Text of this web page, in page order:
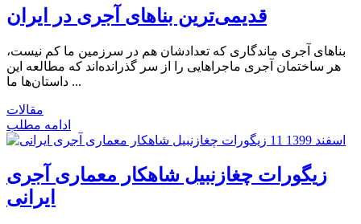
قدیمی‌ترین بناهای آجری در ایران
بناهای آجری ماندگاری که تعدادشان هم در سرزمین ما کم نیست،
هر ساختمان آجری ماجراهایی را از سر گذرانده‌اند که مطالعه این
داستان‌ها ما ...
مقالات
ادامه مطلب
11 اسفند 1399
زیگورات چغازنبیل شاهکار معماری آجری
ایرانی